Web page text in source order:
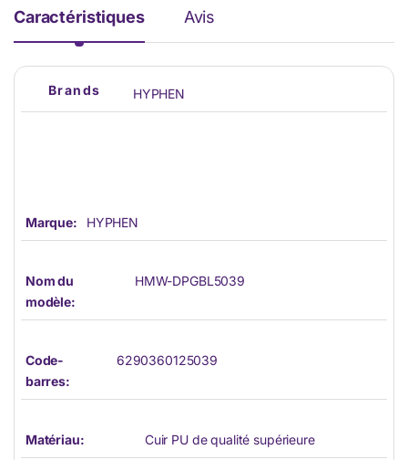
Caractéristiques Avis
Brands HYPHEN
Marque: HYPHEN
Nom du
modèle:
HMW-DPGBL5039
Code-
barres:
6290360125039
Matériau: Cuir PU de qualité supérieure